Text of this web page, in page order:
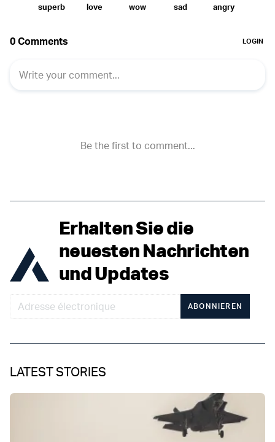
Erhalten Sie die
neuesten Nachrichten
und Updates
ABONNIEREN
LATEST STORIES